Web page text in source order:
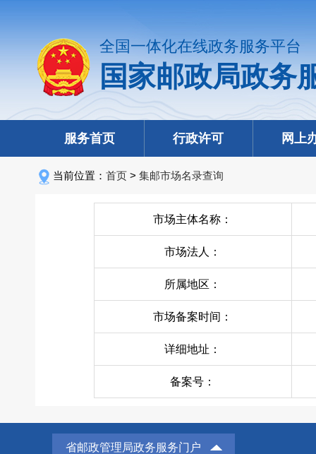
全国一体化在线政务服务平台
国家邮政局政务
服务首页 行政许可 网上
当前位置： 首页 > 集邮市场名录查询
市场主体名称：
市场法人：
所属地区：
市场备案时间：
详细地址：
备案号：
省邮政管理局政务服务门户